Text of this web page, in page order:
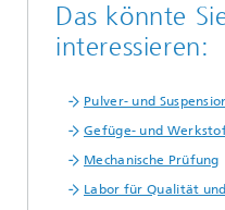
Das könnte
interessieren:
Pulver- und
Gefüge- und
Mechanische Prüfung
Labor für Qualität